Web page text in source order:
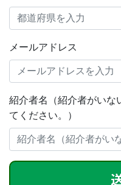
メールアドレス
紹介者名（紹介者がいな
てください。）